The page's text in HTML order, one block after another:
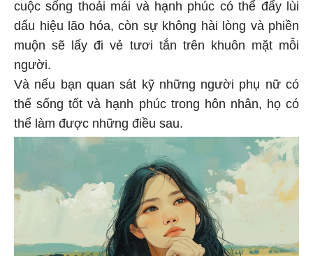
cuộc sống thoải mái và hạnh phúc có thể đẩy lùi
dấu hiệu lão hóa, còn sự không hài lòng và phiền
muộn sẽ lấy đi vẻ tươi tắn trên khuôn mặt mỗi
người.
Và nếu bạn quan sát kỹ những người phụ nữ có
thể sống tốt và hạnh phúc trong hôn nhân, họ có
thể làm được những điều sau.